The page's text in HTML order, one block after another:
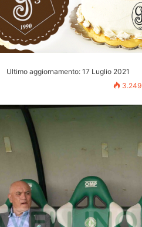
Ultimo aggiornamento: 17 Luglio 2021
3.249